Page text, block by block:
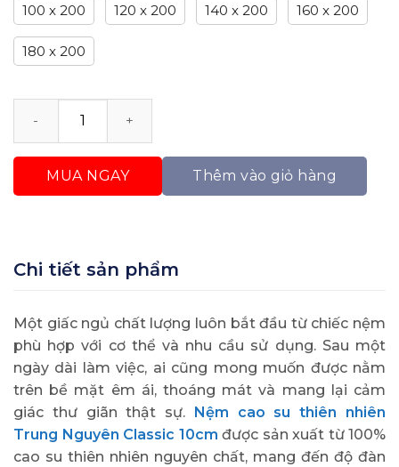
100 x 200 120 x 200 140 x 200 160 x 200
180 x 200
Nệm Cao Su Thiên Nhiên Trung Nguyên Classic
MUA NGAY Thêm vào giỏ hàng
Chi tiết sản phẩm
Một giấc ngủ chất lượng luôn bắt đầu từ chiếc nệm
phù hợp với cơ thể và nhu cầu sử dụng. Sau một
ngày dài làm việc, ai cũng mong muốn được nằm
trên bề mặt êm ái, thoáng mát và mang lại cảm
giác thư giãn thật sự. Nệm cao su thiên nhiên
Trung Nguyên Classic 10cm được sản xuất từ 100%
cao su thiên nhiên nguyên chất, mang đến độ đàn